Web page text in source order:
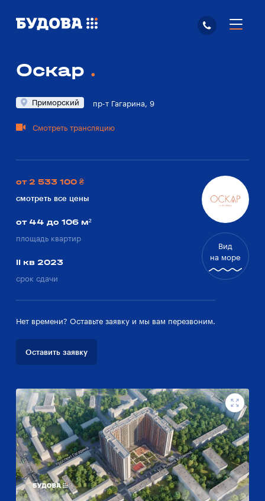
Оскар
Приморский пр-т Гагарина, 9
Смотреть трансляцию
от 2 533 100 ₴
смотреть все цены
от 44 до 106 м²
площадь квартир
II кв 2023
срок сдачи
Вид
на море
Нет времени? Оставьте заявку и мы вам перезвоним.
Оставить заявку